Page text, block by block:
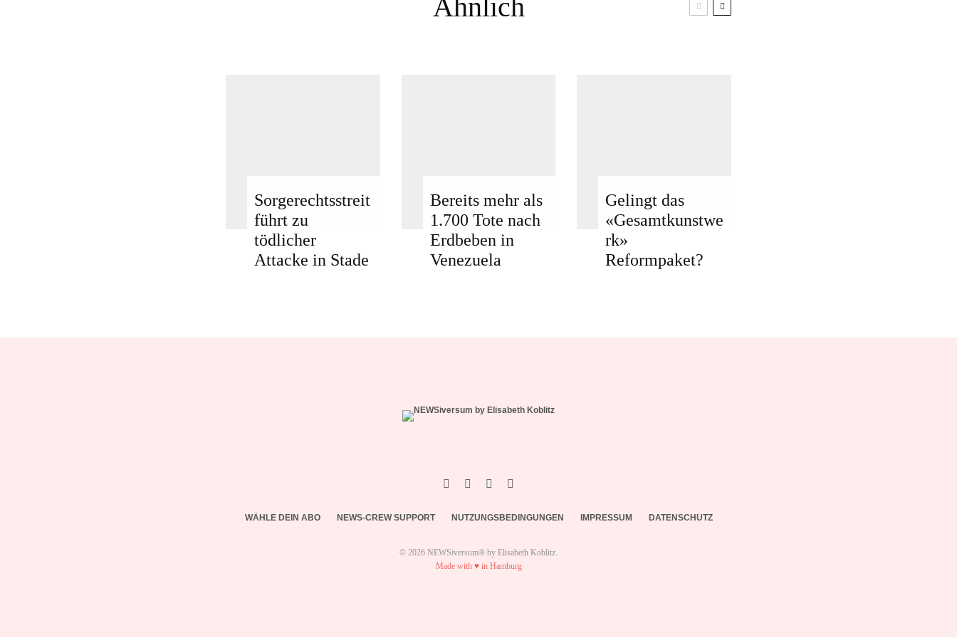
Ähnlich
Sorgerechtsstreit
führt zu
tödlicher
Attacke in Stade
Bereits mehr als
1.700 Tote nach
Erdbeben in
Venezuela
Gelingt das
«Gesamtkunstwe
rk»
Reformpaket?
WÄHLE DEIN ABO NEWS-CREW SUPPORT NUTZUNGSBEDINGUNGEN IMPRESSUM DATENSCHUTZ
© 2026 NEWSiversum® by Elisabeth Koblitz.
Made with ♥ in Hamburg